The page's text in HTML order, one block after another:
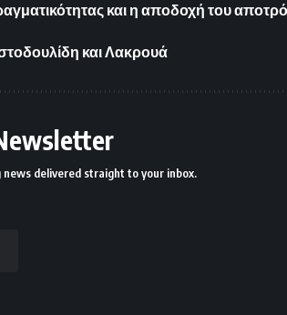
και η αποδοχή του
και Λακρουά
delivered straight to your inbox.